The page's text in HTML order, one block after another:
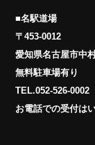
■名駅道場
〒453-0012
愛知県名古屋市中
無料駐車場有り
TEL.052-526-0002
お電話での受付は